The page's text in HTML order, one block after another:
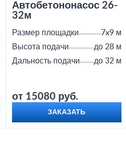
Автобетононасос 26-
32м
Размер площадки
7x9 м
Высота подачи
до 28 м
Дальность подачи
до 32 м
от 15080 руб.
ЗАКАЗАТЬ